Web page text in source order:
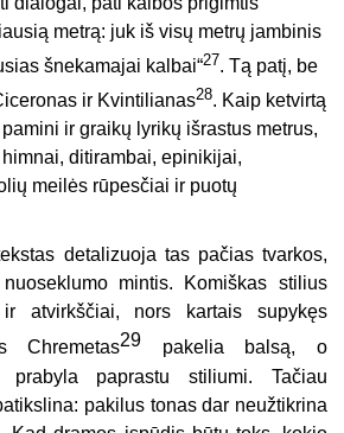
metrą: juk iš visų metrų jambinis
šnekamajai kalbai“27. Tą patį, be
ir Kvintilianas28. Kaip ketvirtą
ir graikų lyrikų išrastus metrus,
ditirambai, epinikijai,
meilės rūpesčiai ir puotų
detalizuoja tas pačias tvarkos,
mintis. Komiškas stilius
atvirkščiai, nors kartais supykęs
Chremetas29 pakelia balsą, o
prabyla paprastu stiliumi. Tačiau
pakilus tonas dar neužtikrina